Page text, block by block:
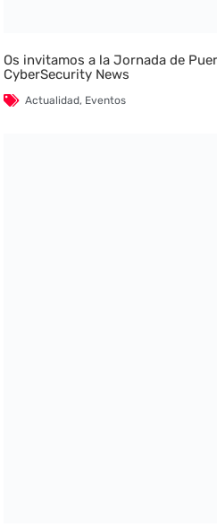
Os invitamos a la Jornada de
CyberSecurity News
Actualidad, Eventos